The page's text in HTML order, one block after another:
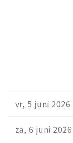
vr, 5 juni 2026
za, 6 juni 2026